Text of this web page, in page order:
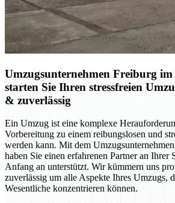
Umzugsunternehmen Freiburg im
starten Sie Ihren stressfreien
& zuverlässig
Ein Umzug ist eine komplexe
Vorbereitung zu einem reibungslosen und
werden kann. Mit dem
haben Sie einen erfahrenen Partner an Ihrer
Anfang an unterstützt. Wir kümmern uns
zuverlässig um alle Aspekte Ihres Umzugs,
Wesentliche konzentrieren können.